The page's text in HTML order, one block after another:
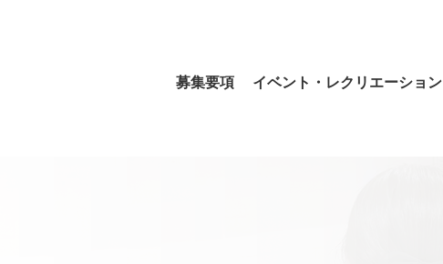
募集要項 イベント・レクリエーション